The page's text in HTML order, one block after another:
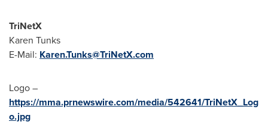
TriNetX
Karen Tunks
E-Mail: Karen.Tunks@TriNetX.com
Logo –
https://mma.prnewswire.com/media/542641/TriNetX_Log
o.jpg